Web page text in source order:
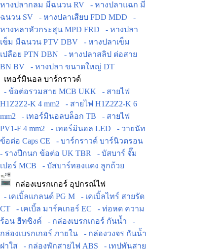
หางปลากลม มีฉนวน RV
- หางปลาแฉก มี
ฉนวน SV
- หางปลาเสียบ FDD MDD
-
หางหลาหัวกระสุน MPD FRD
- หางปลา
เข็ม มีฉนวน PTV DBV
- หางปลาเข็ม
เปลือย PTN DBN
- หางปลาสลิป ต่อสาย
BN BV
- หางปลา ขนาดใหญ่ DT
เทอร์มินอล บาร์กราวด์
- ข้อต่อรวมสาย MCB UKK
- สายไฟ
H1Z2Z2-K 4 mm2
- สายไฟ H1Z2Z2-K 6
mm2
- เทอร์มินอลบล็อก TB
- สายไฟ
PV1-F 4 mm2
- เทอร์มินอล LED
- วายนัท
ข้อต่อ Caps CE
- บาร์กราวด์ บาร์นิวตรอน
- รางปีกนก ข้อต่อ UK TBR
- บัสบาร์ จั๊ม
เปอร์ MCB
- บัสบาร์ทองแดง ลูกถ้วย
กล่องเบรกเกอร์ อุปกรณ์ไฟ
- เคเบิ้ลแกลนด์ PG M
- เคเบิ้ลไทร์ สายรัด
CT
- เคเบิ้ล มาร์คเกอร์ EC
- ท่อหด ความ
ร้อน ฮีทซิงค์
- กล่องเบรกเกอร์ กันน้ำ
-
กล่องเบรกเกอร์ ภายใน
- กล่องวงจร กันน้ำ
ฝาใส
- กล่องพักสายไฟ ABS
- เทปพันสาย